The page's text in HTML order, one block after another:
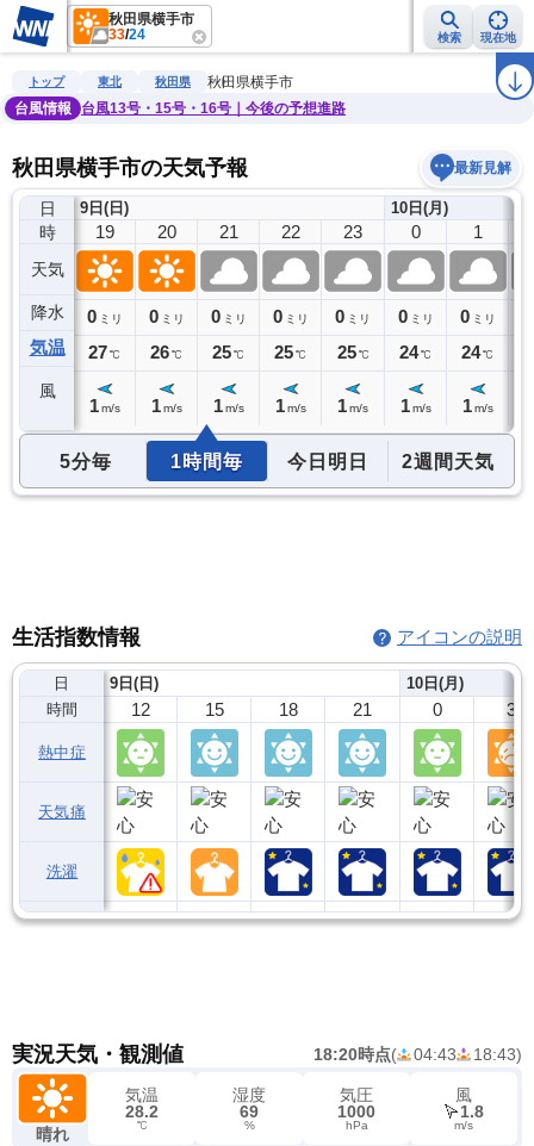
秋田県横手市
33/24 検索 現在地
雨雲レーダー 台風情報 地震情報 ラ
トップ 東北 秋田県
秋田県横手市
台風情報
台風13号・15号・16号｜今後の予想進路
秋田県横手市の天気予報 最新見解
日
時
天気
降水
気温
風
9日(日)
18
0ミリ
28℃
19
0 ミリ
27℃
1 m/s
20
0 ミリ
26℃
1 m/s
21
0 ミリ
25℃
1 m/s
22
0 ミリ
25℃
1 m/s
23
0 ミリ
25 ℃
1m/s
10日(月)
0
0 ミリ
24℃
1 m/s
1
0 ミリ
24℃
1 m/s
5分毎 1時間毎 今日明日 2週間天気
生活指数情報 アイコンの説明
日
時間
熱中症
天気痛
洗濯
9日(日)
12 15 18 21
10日(月)
0 3
実況天気・観測値 18:20時点( 04:43 18:43)
晴れ
気温
28.2
℃
湿度
69
%
気圧
1000
hPa
風
1.8
m/s